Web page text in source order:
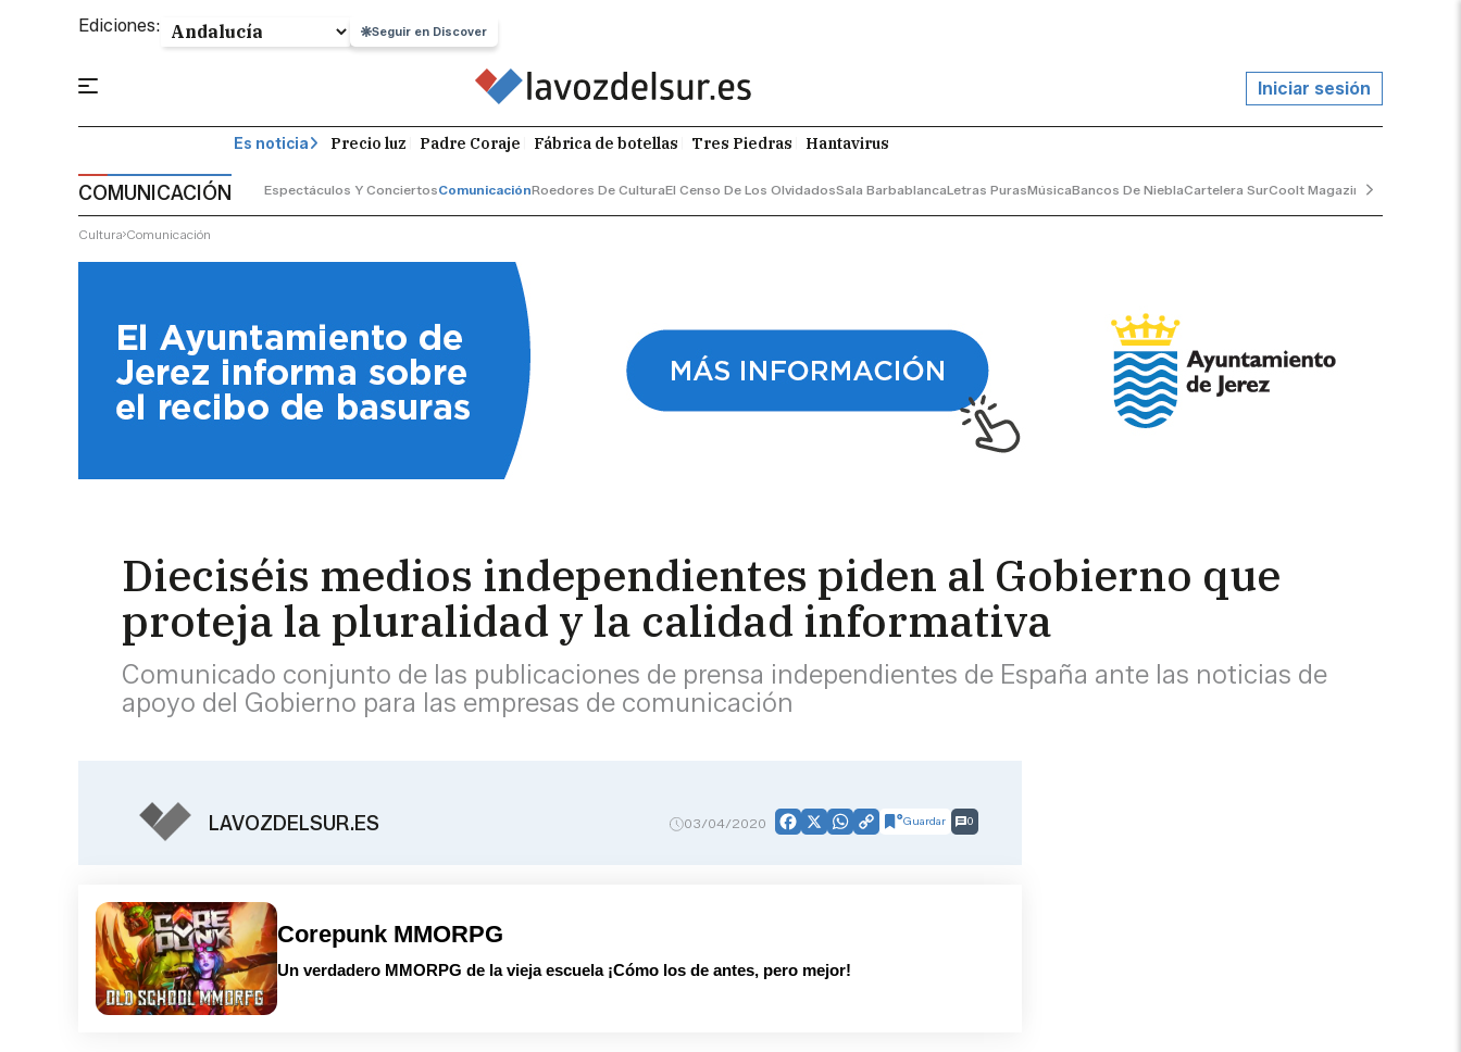
Ediciones: Seguir en Discover
Iniciar sesión
Es noticia Precio luz Padre Coraje Fábrica de botellas Tres Piedras Hantavirus
COMUNICACIÓN Espectáculos Y ConciertosComunicaciónRoedores De CulturaEl Censo De Los OlvidadosSala BarbablancaLetras PurasMúsicaBancos De NieblaCartelera SurCoolt MagazineMarea
Cultura Comunicación
Dieciséis medios independientes piden al Gobierno que
proteja la pluralidad y la calidad informativa
Comunicado conjunto de las publicaciones de prensa independientes de España ante las noticias de
apoyo del Gobierno para las empresas de comunicación
LAVOZDELSUR.ES 03/04/2020 Facebook
X WhatsApp
CopyGuardar 0
Corepunk MMORPG
Un verdadero MMORPG de la vieja escuela ¡Cómo los de antes, pero mejor!